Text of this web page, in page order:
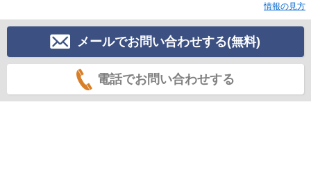
情報の見方
メールでお問い合わせする(無料)
電話でお問い合わせする